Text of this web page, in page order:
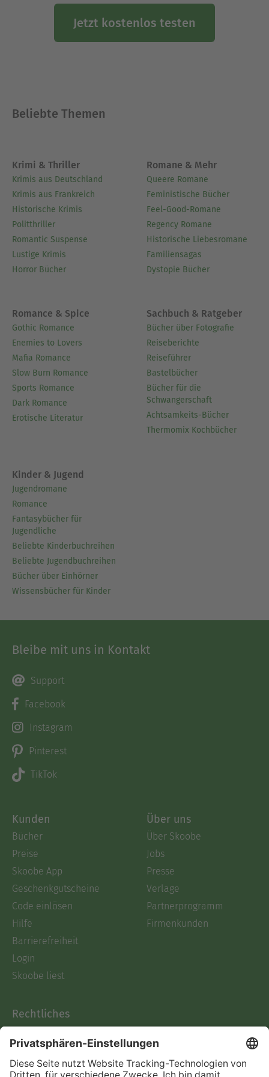
im Reclam-Verlag, im April 2023R.E.M. – Life
And How To Live it beim Reiffer-Verlag. Nach
London, Hamburg und München lebt sie
Jetzt kostenlos testen
Beliebte Themen
Krimi & Thriller
Krimis aus Deutschland
Krimis aus Frankreich
Historische Krimis
Politthriller
Romantic Suspense
Lustige Krimis
Horror Bücher
Romane & Mehr
Queere Romane
Feministische Bücher
Feel-Good-Romane
Regency Romane
Historische Liebesromane
Familiensagas
Dystopie Bücher
Romance & Spice
Gothic Romance
Enemies to Lovers
Mafia Romance
Slow Burn Romance
Sports Romance
Dark Romance
Erotische Literatur
Sachbuch & Ratgeber
Bücher über Fotografie
Reiseberichte
Reiseführer
Bastelbücher
Bücher für die
Schwangerschaft
Achtsamkeits-Bücher
Thermomix Kochbücher
Kinder & Jugend
Jugendromane
Romance
Fantasybücher für
Jugendliche
Beliebte Kinderbuchreihen
Beliebte Jugendbuchreihen
Bücher über Einhörner
Wissensbücher für Kinder
Bleibe mit uns in Kontakt
Support
Facebook
Instagram
Pinterest
TikTok
Kunden
Bücher
Preise
Skoobe App
Geschenkgutscheine
Code einlösen
Hilfe
Barrierefreiheit
Login
Skoobe liest
Über uns
Über Skoobe
Jobs
Presse
Verlage
Partnerprogramm
Firmenkunden
Rechtliches
AGB
Informationen nach Data